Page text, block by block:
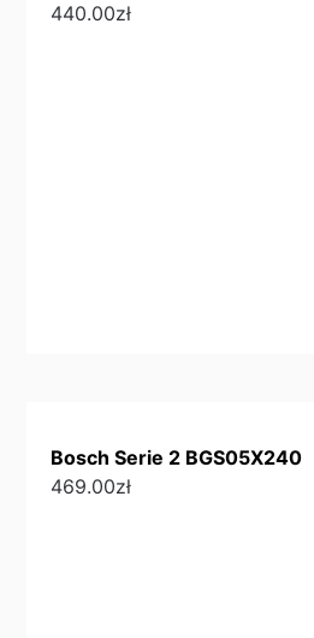
440.00zł
Bosch Serie 2 BGS05X240
469.00zł